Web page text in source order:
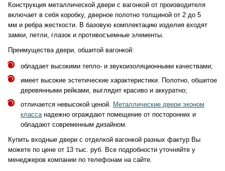
Конструкция металлической двери с вагонкой от производителя
включает в себя коробку, дверное полотно толщиной от 2 до 5
мм и ребра жесткости. В базовую комплектацию изделия входят
замки, петли, глазок и противосъемные элементы.
Преимущества двери, обшитой вагонкой:
обладает высокими тепло- и звукоизоляционными качествами;
имеет высокие эстетические характеристики. Полотно, обшитое
деревянными рейками, выглядит красиво и аккуратно;
отличается невысокой ценой. Металлические двери эконом
класса надежно ограждают помещение от посторонних и
обладают современным дизайном.
Купить входные двери с отделкой вагонкой разных фактур Вы
можете по цене от 13 тыс. руб. Все подробности уточняйте у
менеджеров компании по телефонам на сайте.